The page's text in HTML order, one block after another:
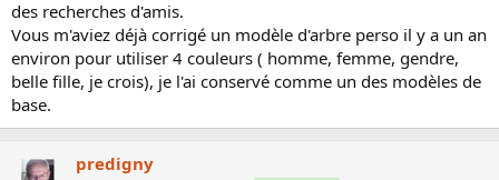
des recherches d'amis.
Vous m'aviez déjà corrigé un modèle d'arbre perso il y a un an
environ pour utiliser 4 couleurs ( homme, femme, gendre,
belle fille, je crois), je l'ai conservé comme un des modèles de
base.
predigny